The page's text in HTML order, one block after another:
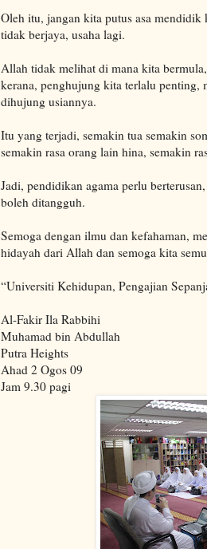
Oleh itu, jangan kita putus asa
tidak berjaya, usaha lagi.
Allah tidak melihat di mana kita
kerana, penghujung kita terlalu penting,
dihujung usiannya.
Itu yang terjadi, semakin tua semakin
semakin rasa orang lain hina, semakin
Jadi, pendidikan agama perlu
boleh ditangguh.
Semoga dengan ilmu dan kefahaman,
hidayah dari Allah dan semoga kita
“Universiti Kehidupan, Pengajian
Al-Fakir Ila Rabbihi
Muhamad bin Abdullah
Putra Heights
Ahad 2 Ogos 09
Jam 9.30 pagi